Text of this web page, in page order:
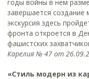
годы войны в нем
завершается создание
экскурсия здесь
фронта откроется в
фашистских
Карелия № 47 от
«Стиль модерн из